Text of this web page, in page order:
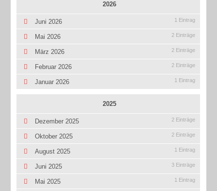
2026
Juni 2026 1 Eintrag
Mai 2026 2 Einträge
März 2026 2 Einträge
Februar 2026 2 Einträge
Januar 2026 1 Eintrag
2025
Dezember 2025 2 Einträge
Oktober 2025 2 Einträge
August 2025 1 Eintrag
Juni 2025 3 Einträge
Mai 2025 1 Eintrag